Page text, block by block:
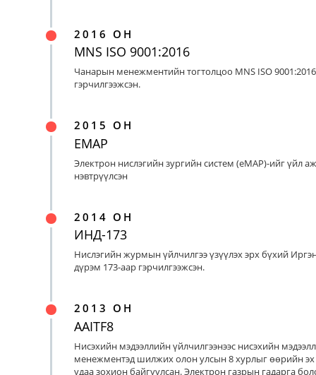
2016 ОН
MNS ISO 9001:2016
Чанарын менежментийн тогтолцоо MNS ISO
гэрчилгээжсэн.
2015 ОН
EMAP
Электрон нислэгийн зургийн систем (eMAP)-ийг үйл
нэвтрүүлсэн
2014 ОН
ИНД-173
Нислэгийн журмын үйлчилгээ үзүүлэх эрх бүхий
дүрэм 173-аар гэрчилгээжсэн.
2013 ОН
AAITF8
Нисэхийн мэдээллийн үйлчилгээнээс нисэхийн
менежментэд шилжих олон улсын 8 хурлыг өөрийн
удаа зохион байгуулсан. Электрон газрын гадарга